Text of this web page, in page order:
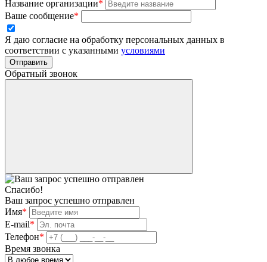
Название организации*
Ваше сообщение*
Я даю согласие на обработку персональных данных в
соответствии с указанными условиями
Отправить
Обратный звонок
Спасибо!
Ваш запрос успешно отправлен
Имя*
E-mail*
Телефон*
Время звонка